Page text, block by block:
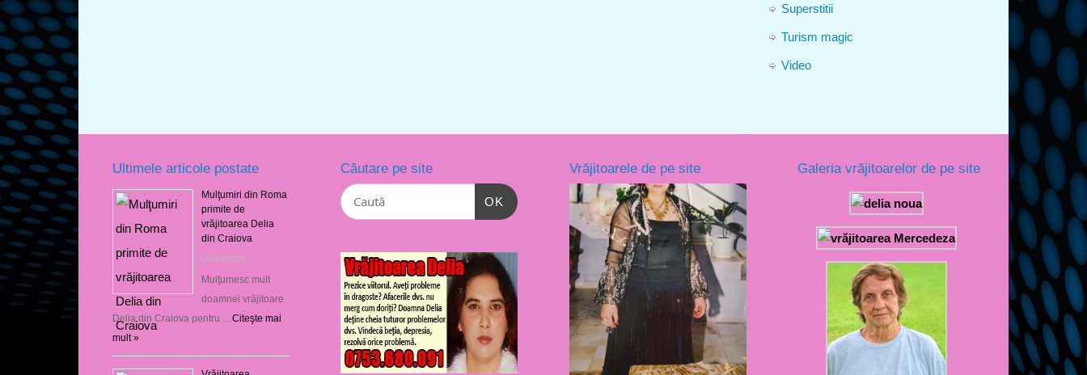
Superstitii
Turism magic
Video
Ultimele articole postate
Mulţumiri din Roma
primite de
vrăjitoarea Delia
din Craiova
06/08/2026
Mulţumesc mult
doamnei vrăjitoare
Delia din Craiova pentru … Citeşte mai
mult »
Căutare pe site
OK
Vrăjitoarele de pe site Galeria vrăjitoarelor de pe site